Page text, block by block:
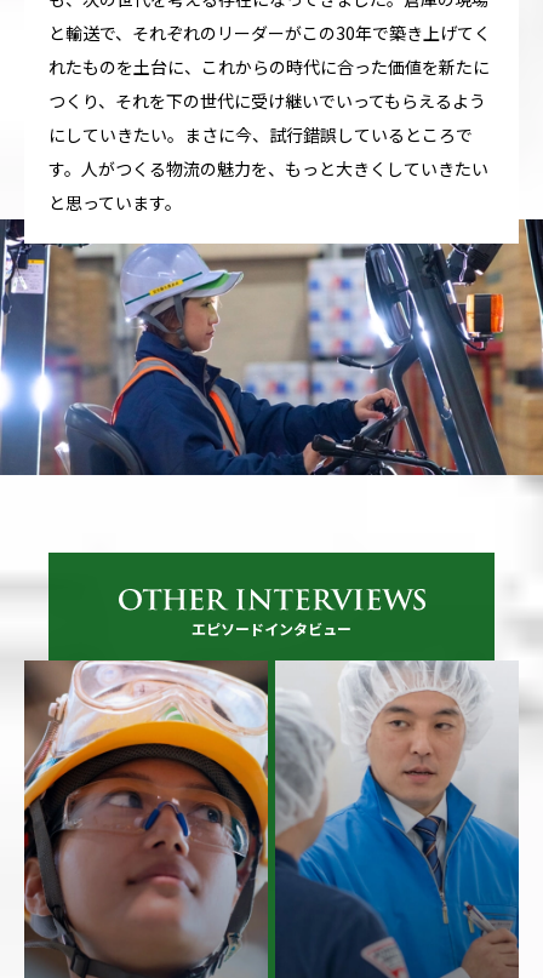
と輸送で、それぞれのリーダーがこの30年で築き上げてく
れたものを土台に、これからの時代に合った価値を新たに
つくり、それを下の世代に受け継いでいってもらえるよう
にしていきたい。まさに今、試行錯誤しているところで
す。人がつくる物流の魅力を、もっと大きくしていきたい
と思っています。
エピソードインタビュー